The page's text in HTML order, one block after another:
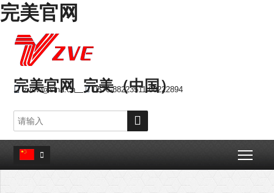
完美官网
完美官网_完美（中国）
 zvew@sina.cn  0576-88223511 88222894

